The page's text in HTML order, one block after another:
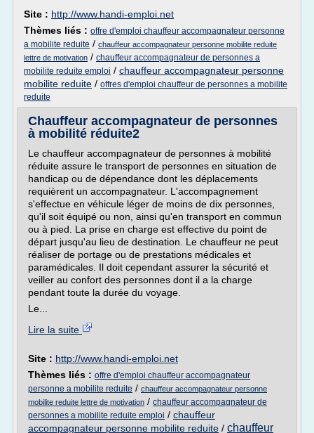
Site : http://www.handi-emploi.net
Thèmes liés : offre d'emploi chauffeur accompagnateur personne
a mobilite reduite / chauffeur accompagnateur personne mobilite reduite
lettre de motivation / chauffeur accompagnateur de personnes a
mobilite reduite emploi / chauffeur accompagnateur personne
mobilite reduite / offres d'emploi chauffeur de personnes a mobilite
reduite
Chauffeur accompagnateur de personnes
à mobilité réduite2
Le chauffeur accompagnateur de personnes à mobilité
réduite assure le transport de personnes en situation de
handicap ou de dépendance dont les déplacements
requièrent un accompagnateur. L'accompagnement
s'effectue en véhicule léger de moins de dix personnes,
qu'il soit équipé ou non, ainsi qu'en transport en commun
ou à pied. La prise en charge est effective du point de
départ jusqu'au lieu de destination. Le chauffeur ne peut
réaliser de portage ou de prestations médicales et
paramédicales. Il doit cependant assurer la sécurité et
veiller au confort des personnes dont il a la charge
pendant toute la durée du voyage.
Le...
Lire la suite
Site : http://www.handi-emploi.net
Thèmes liés : offre d'emploi chauffeur accompagnateur
personne a mobilite reduite / chauffeur accompagnateur personne
mobilite reduite lettre de motivation / chauffeur accompagnateur de
personnes a mobilite reduite emploi / chauffeur
accompagnateur personne mobilite reduite / chauffeur